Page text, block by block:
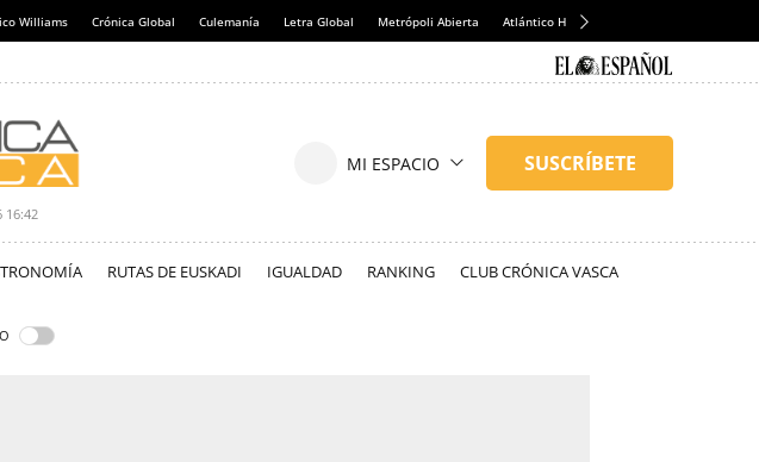
Williams Crónica Global Culemanía Letra Global Metrópoli Abierta Atlántico Hoy
16:42
RUTAS DE EUSKADI IGUALDAD RANKING CLUB CRÓNICA VASCA